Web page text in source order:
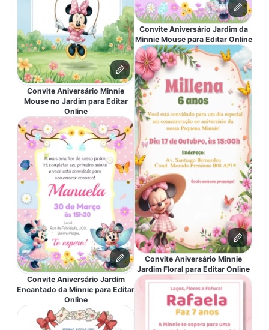
Convite Aniversário Minnie
Mouse no Jardim para Editar
Online
Convite Aniversário Jardim
Encantado da Minnie para Editar
Online
Convite Aniversário Jardim da
Minnie Mouse para Editar Online
Convite Aniversário Minnie
Jardim Floral para Editar Online